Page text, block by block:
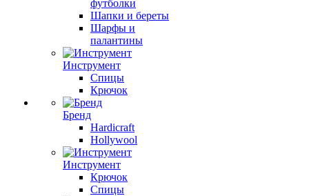
футболки
Шапки и береты
Шарфы и
палантины
Инструмент
Спицы
Крючок
Бренд
Hardicraft
Hollywool
Инструмент
Крючок
Спицы